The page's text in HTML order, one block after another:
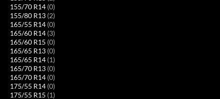
155/70 R14 (0)
155/80 R13 (2)
165/55 R14 (0)
165/60 R14 (3)
165/60 R15 (0)
165/65 R13 (0)
165/65 R14 (1)
165/70 R13 (0)
165/70 R14 (0)
175/55 R14 (0)
175/55 R15 (1)